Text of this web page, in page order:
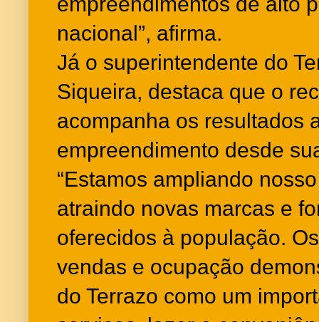
nacional”, afirma.
Já o superintendente do
Siqueira, destaca que o
acompanha os resultados
empreendimento desde
“Estamos ampliando
atraindo novas marcas e
oferecidos à população.
vendas e ocupação
do Terrazo como um